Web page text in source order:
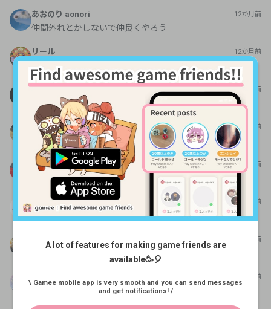
あおのり aonori 12か月前
仲間外れとかしないで仲良くやろう
リール 12か月前
あおのり aonori 12か月前
よろしくお願いします
スライ 10か月前
よろしくお願いします
もかもあ 7か月前
よろしくお願いします
あおのり 7か月前
よろしくお願いします〜
リール 7か月前
7か月前
よろしくお願いします！R 8536 現在 8000前後です！
A lot of features for making game friends are
available🥳🎈
\ Gamee mobile app is very smooth and you can send messages
and get notifications! /